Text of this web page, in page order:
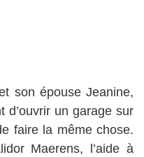
son épouse Jeanine,
d’ouvrir un garage sur
faire la même chose.
Maerens, l’aide à